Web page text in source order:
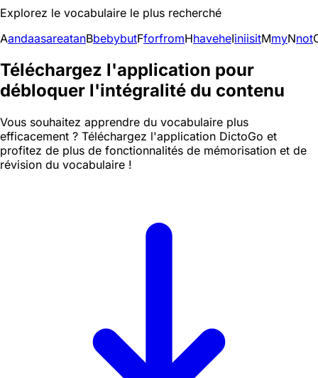
Explorez le vocabulaire le plus recherché
AandaasareatanBbebybutFforfromHhaveheIiniisitMmyNnot
Téléchargez l'application pour
débloquer l'intégralité du contenu
Vous souhaitez apprendre du vocabulaire plus
efficacement ? Téléchargez l'application DictoGo et
profitez de plus de fonctionnalités de mémorisation et de
révision du vocabulaire !